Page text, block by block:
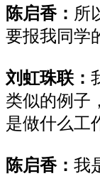
陈启香： 所
要报我同学
刘虹珠联：
类似的例子
是做什么工
陈启香： 我